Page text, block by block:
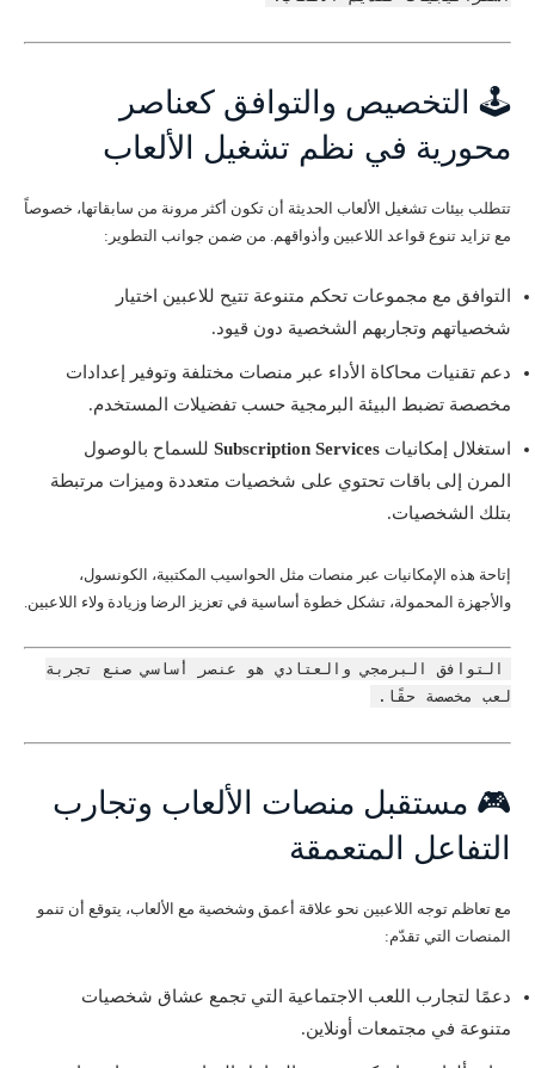
🕹️ التخصيص والتوافق كعناصر
محورية في نظم تشغيل الألعاب
تتطلب بيئات تشغيل الألعاب الحديثة أن تكون أكثر مرونة من سابقاتها، خصوصاً
مع تزايد تنوع قواعد اللاعبين وأذواقهم. من ضمن جوانب التطوير:
التوافق مع مجموعات تحكم متنوعة تتيح للاعبين اختيار
شخصياتهم وتجاربهم الشخصية دون قيود.
دعم تقنيات محاكاة الأداء عبر منصات مختلفة وتوفير إعدادات
مخصصة تضبط البيئة البرمجية حسب تفضيلات المستخدم.
استغلال إمكانيات Subscription Services للسماح بالوصول
المرن إلى باقات تحتوي على شخصيات متعددة وميزات مرتبطة
بتلك الشخصيات.
إتاحة هذه الإمكانيات عبر منصات مثل الحواسيب المكتبية، الكونسول،
والأجهزة المحمولة، تشكل خطوة أساسية في تعزيز الرضا وزيادة ولاء اللاعبين.
التوافق البرمجي والعتادي هو عنصر أساسي صنع تجربة
لعب مخصصة حقًا.
🎮 مستقبل منصات الألعاب وتجارب
التفاعل المتعمقة
مع تعاظم توجه اللاعبين نحو علاقة أعمق وشخصية مع الألعاب، يتوقع أن تنمو
المنصات التي تقدّم:
دعمًا لتجارب اللعب الاجتماعية التي تجمع عشاق شخصيات
متنوعة في مجتمعات أونلاين.